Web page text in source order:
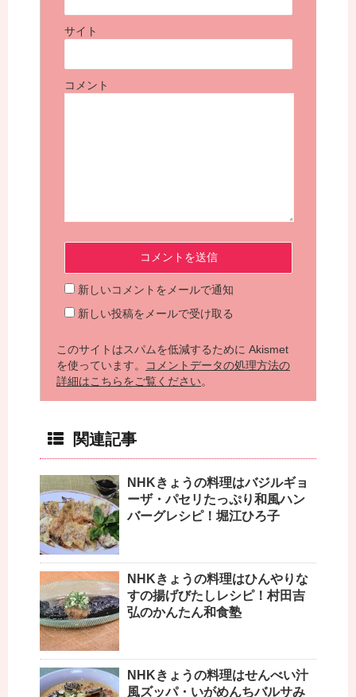
サイト
コメント
新しいコメントをメールで通知
新しい投稿をメールで受け取る
このサイトはスパムを低減するために Akismet
を使っています。
コメントデータの処理方法の
詳細はこちらをご覧ください。
関連記事
NHKきょうの料理はバジルギョ
ーザ・パセリたっぷり和風ハン
バーグレシピ！堀江ひろ子
NHKきょうの料理はひんやりな
すの揚げびたしレシピ！村田吉
弘のかんたん和食塾
NHKきょうの料理はせんべい汁
風ズッパ・いがめんちバルサみ